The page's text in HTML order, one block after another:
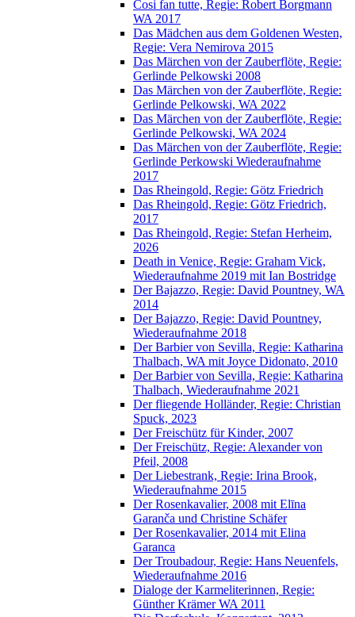
Cosi fan tutte, Regie: Robert Borgmann
WA 2017
Das Mädchen aus dem Goldenen Westen,
Regie: Vera Nemirova 2015
Das Märchen von der Zauberflöte, Regie:
Gerlinde Pelkowski 2008
Das Märchen von der Zauberflöte, Regie:
Gerlinde Pelkowski, WA 2022
Das Märchen von der Zauberflöte, Regie:
Gerlinde Pelkowski, WA 2024
Das Märchen von der Zauberflöte, Regie:
Gerlinde Perkowski Wiederaufnahme
2017
Das Rheingold, Regie: Götz Friedrich
Das Rheingold, Regie: Götz Friedrich,
2017
Das Rheingold, Regie: Stefan Herheim,
2026
Death in Venice, Regie: Graham Vick,
Wiederaufnahme 2019 mit Ian Bostridge
Der Bajazzo, Regie: David Pountney, WA
2014
Der Bajazzo, Regie: David Pountney,
Wiederaufnahme 2018
Der Barbier von Sevilla, Regie: Katharina
Thalbach, WA mit Joyce Didonato, 2010
Der Barbier von Sevilla, Regie: Katharina
Thalbach, Wiederaufnahme 2021
Der fliegende Holländer, Regie: Christian
Spuck, 2023
Der Freischütz für Kinder, 2007
Der Freischütz, Regie: Alexander von
Pfeil, 2008
Der Liebestrank, Regie: Irina Brook,
Wiederaufnahme 2015
Der Rosenkavalier, 2008 mit Elīna
Garanča und Christine Schäfer
Der Rosenkavalier, 2014 mit Elina
Garanca
Der Troubadour, Regie: Hans Neuenfels,
Wiederaufnahme 2016
Dialoge der Karmeliterinnen, Regie:
Günther Krämer WA 2011